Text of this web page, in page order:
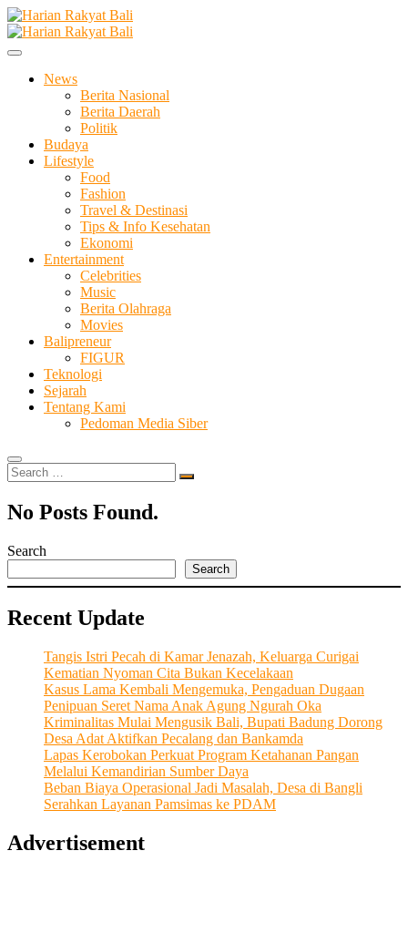
Skip
to
content
Harian Rakyat Bali
Membangun Semangat Kehidupan dan Berbangsa
News
Berita Nasional
Berita Daerah
Politik
Budaya
Lifestyle
Food
Fashion
Travel & Destinasi
Tips & Info Kesehatan
Ekonomi
Entertainment
Celebrities
Music
Berita Olahraga
Movies
Balipreneur
FIGUR
Teknologi
Sejarah
Tentang Kami
Pedoman Media Siber
Search
…
No Posts Found.
Search
Search
Recent Update
Tangis Istri Pecah di Kamar Jenazah, Keluarga Curigai
Kematian Nyoman Cita Bukan Kecelakaan
Kasus Lama Kembali Mengemuka, Pengaduan Dugaan
Penipuan Seret Nama Anak Agung Ngurah Oka
Kriminalitas Mulai Mengusik Bali, Bupati Badung Dorong
Desa Adat Aktifkan Pecalang dan Bankamda
Lapas Kerobokan Perkuat Program Ketahanan Pangan
Melalui Kemandirian Sumber Daya
Beban Biaya Operasional Jadi Masalah, Desa di Bangli
Serahkan Layanan Pamsimas ke PDAM
Advertisement